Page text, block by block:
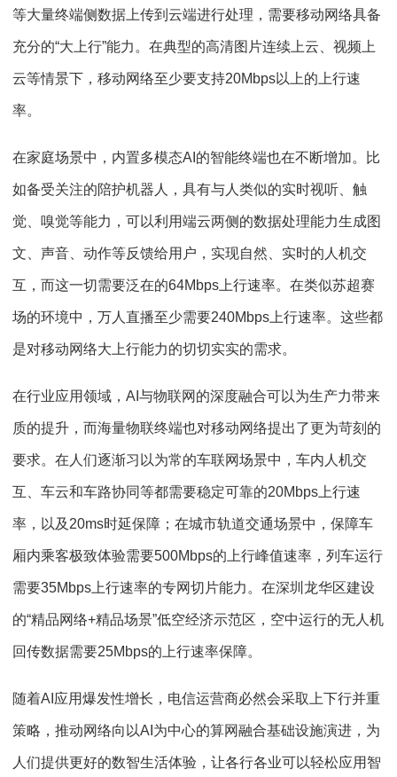
等大量终端侧数据上传到云端进行处理，需要移动网络具备
充分的“大上行”能力。在典型的高清图片连续上云、视频上
云等情景下，移动网络至少要支持20Mbps以上的上行速
率。
在家庭场景中，内置多模态AI的智能终端也在不断增加。比
如备受关注的陪护机器人，具有与人类似的实时视听、触
觉、嗅觉等能力，可以利用端云两侧的数据处理能力生成图
文、声音、动作等反馈给用户，实现自然、实时的人机交
互，而这一切需要泛在的64Mbps上行速率。在类似苏超赛
场的环境中，万人直播至少需要240Mbps上行速率。这些都
是对移动网络大上行能力的切切实实的需求。
在行业应用领域，AI与物联网的深度融合可以为生产力带来
质的提升，而海量物联终端也对移动网络提出了更为苛刻的
要求。在人们逐渐习以为常的车联网场景中，车内人机交
互、车云和车路协同等都需要稳定可靠的20Mbps上行速
率，以及20ms时延保障；在城市轨道交通场景中，保障车
厢内乘客极致体验需要500Mbps的上行峰值速率，列车运行
需要35Mbps上行速率的专网切片能力。在深圳龙华区建设
的“精品网络+精品场景”低空经济示范区，空中运行的无人机
回传数据需要25Mbps的上行速率保障。
随着AI应用爆发性增长，电信运营商必然会采取上下行并重
策略，推动网络向以AI为中心的算网融合基础设施演进，为
人们提供更好的数智生活体验，让各行各业可以轻松应用智